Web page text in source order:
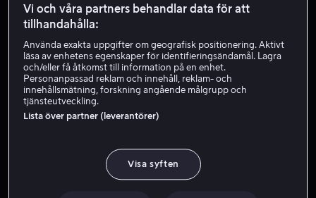
HD
Hyr 49 kr
Köp 99 kr
Se trailer
Två främlingar möts på ett värdshus, med planer att
Två främlingar möts på ett värdshus, med planer att
Vi och våra partners behandlar data för att
tillhandahålla:
Använda exakta uppgifter om geografisk positionering. Aktivt
läsa av enhetens egenskaper för identifieringsändamål. Lagra
och/eller få åtkomst till information på en enhet.
Personanpassad reklam och innehåll, reklam- och
innehållsmätning, forskning angående målgrupp och
tjänsteutveckling.
Lista över partner (leverantörer)
Visa syften